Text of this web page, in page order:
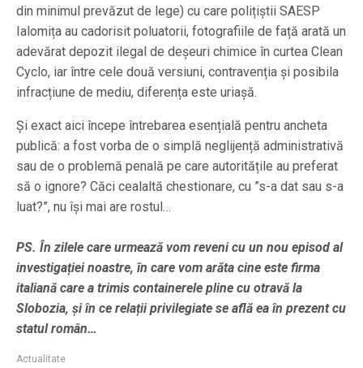
din minimul prevăzut de lege) cu care polițiștii SAESP
Ialomița au cadorisit poluatorii, fotografiile de față arată un
adevărat depozit ilegal de deșeuri chimice în curtea Clean
Cyclo, iar între cele două versiuni, contravenția și posibila
infracțiune de mediu, diferența este uriașă.
Și exact aici începe întrebarea esențială pentru ancheta
publică: a fost vorba de o simplă neglijență administrativă
sau de o problemă penală pe care autoritățile au preferat
să o ignore? Căci cealaltă chestionare, cu ”s-a dat sau s-a
luat?”, nu își mai are rostul…
PS. În zilele care urmează vom reveni cu un nou episod al
investigației noastre, în care vom arăta cine este firma
italiană care a trimis containerele pline cu otravă la
Slobozia, și în ce relații privilegiate se află ea în prezent cu
statul român…
Actualitate